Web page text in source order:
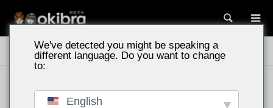
Tìm
Các điểm tham quan ở Okinawa Bãi biển Okinawa
Khu vực thị trấn Taketomi
We've detected you might be speaking a
different language. Do you want to change
to:
English